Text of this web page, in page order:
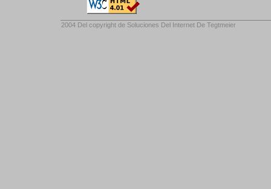
2004 Del copyright de Soluciones Del Internet De Tegtmeier